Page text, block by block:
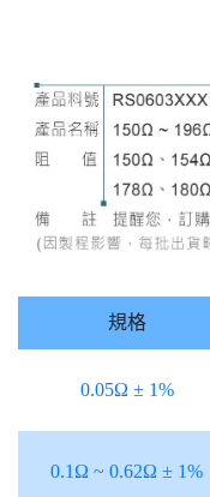
規格
0.05Ω ± 1%
0.1Ω ~ 0.62Ω ± 1%